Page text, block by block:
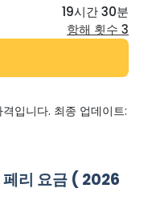
19시간 30분
항해 횟수 3
입니다. 최종 업데이트:
페리 요금 ( 2026